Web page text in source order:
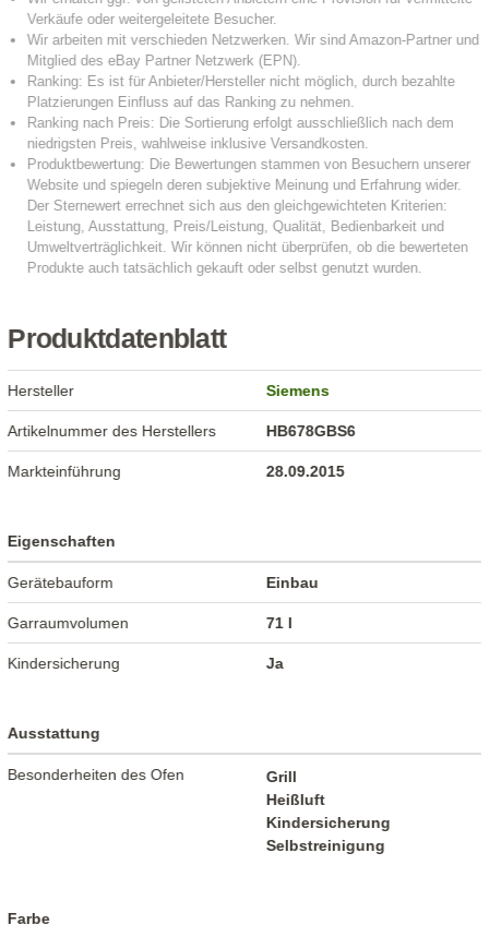
Produktdatenblatt
Hersteller Siemens
Artikelnummer des Herstellers HB678GBS6
Markteinführung 28.09.2015
Eigenschaften
Gerätebauform Einbau
Garraumvolumen 71 l
Kindersicherung Ja
Ausstattung
Besonderheiten des Ofen
Grill
Heißluft
Kindersicherung
Selbstreinigung
Farbe